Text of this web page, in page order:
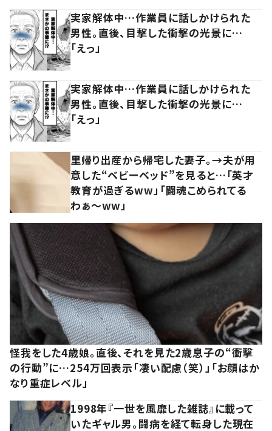
実家解体中…作業員に話しかけられた
男性。直後、目撃した衝撃の光景に…
「えっ」
実家解体中…作業員に話しかけられた
男性。直後、目撃した衝撃の光景に…
「えっ」
里帰り出産から帰宅した妻子。→夫が用
意した“ベビーベッド”を見ると…「英才
教育が過ぎるww」「闘魂こめられてる
わぁ～ww」
怪我をした4歳娘。直後、それを見た2歳息子の“衝撃
の行動”に…254万回表示「凄い配慮（笑）」「お顔はか
なり重症レベル」
1998年『一世を風靡した雑誌』に載って
いたギャル男。闘病を経て転身した現在